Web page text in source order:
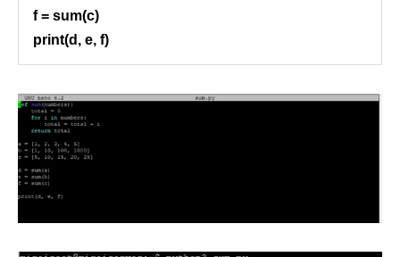
f = sum(c)
print(d, e, f)